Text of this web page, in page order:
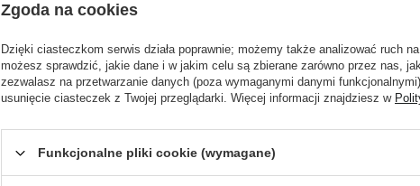
Zgoda na cookies
Dzięki ciasteczkom serwis działa poprawnie; możemy także analizować ruch
możesz sprawdzić, jakie dane i w jakim celu są zbierane zarówno przez nas,
zezwalasz na przetwarzanie danych (poza wymaganymi danymi
usunięcie ciasteczek z Twojej przeglądarki. Więcej informacji znajdziesz w
Funkcjonalne pliki cookie (wymagane)